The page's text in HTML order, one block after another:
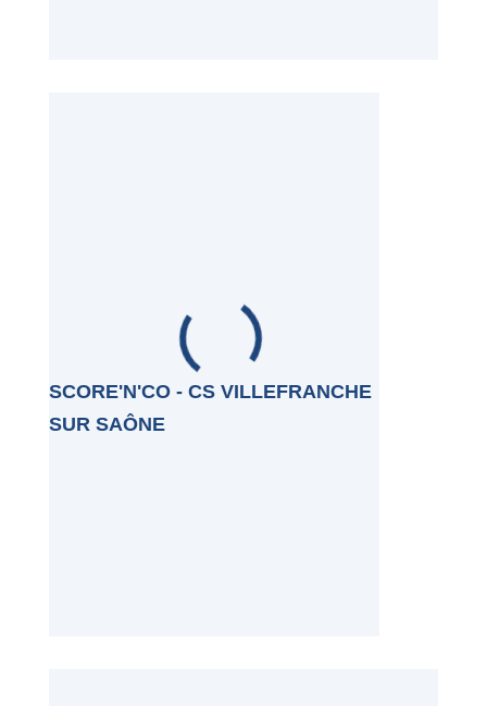
SCORE'N'CO - CS VILLEFRANCHE
SUR SAÔNE